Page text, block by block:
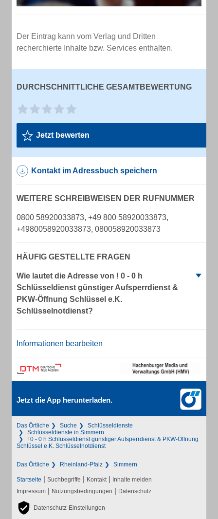
Der Eintrag kann vom Verlag und Dritten
recherchierte Inhalte bzw. Services enthalten.
DURCHSCHNITTLICHE GESAMTBEWERTUNG
Jetzt bewerten
Kontakt im Adressbuch speichern
WEITERE SCHREIBWEISEN DER RUFNUMMER
0800 58920033873, +49 800 58920033873,
+4980058920033873, 080058920033873
HÄUFIG GESTELLTE FRAGEN
Wie lautet die Adresse von ! 0 - 0 h
Schlüsseldienst günstiger Aufsperrdienst &
PKW-Öffnung Schlüssel e.K.
Schlüsselnotdienst?
Informationen bearbeiten
Jetzt die App herunterladen.
Das Örtliche Suche
Schlüsseldienste
Schlüsseldienste in Simmern
! 0 - 0 h Schlüsseldienst günstiger Aufsperrdienst & PKW-Öffnung
Schlüssel e.K. Schlüsselnotdienst
Das Örtliche Rheinland-Pfalz Simmern
Startseite | Suchbegriffe | Kontakt | Inhalte melden
Impressum | Nutzungsbedingungen | Datenschutz
Datenschutz-Einstellungen